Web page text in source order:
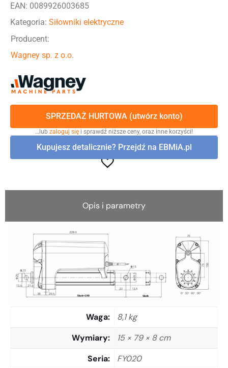
EAN: 0089926003685
Kategoria: Siłowniki elektryczne
Producent:
Wagney sp. z o.o.
SPRZEDAŻ HURTOWA (utwórz konto)
…lub zaloguj się i sprawdź niższe ceny, oraz inne korzyści!
Kupujesz detalicznie? Przejdź na EBMiA.pl
Opis i parametry
Waga
8,1 kg
Wymiary
15 × 79 × 8 cm
Seria
FY020